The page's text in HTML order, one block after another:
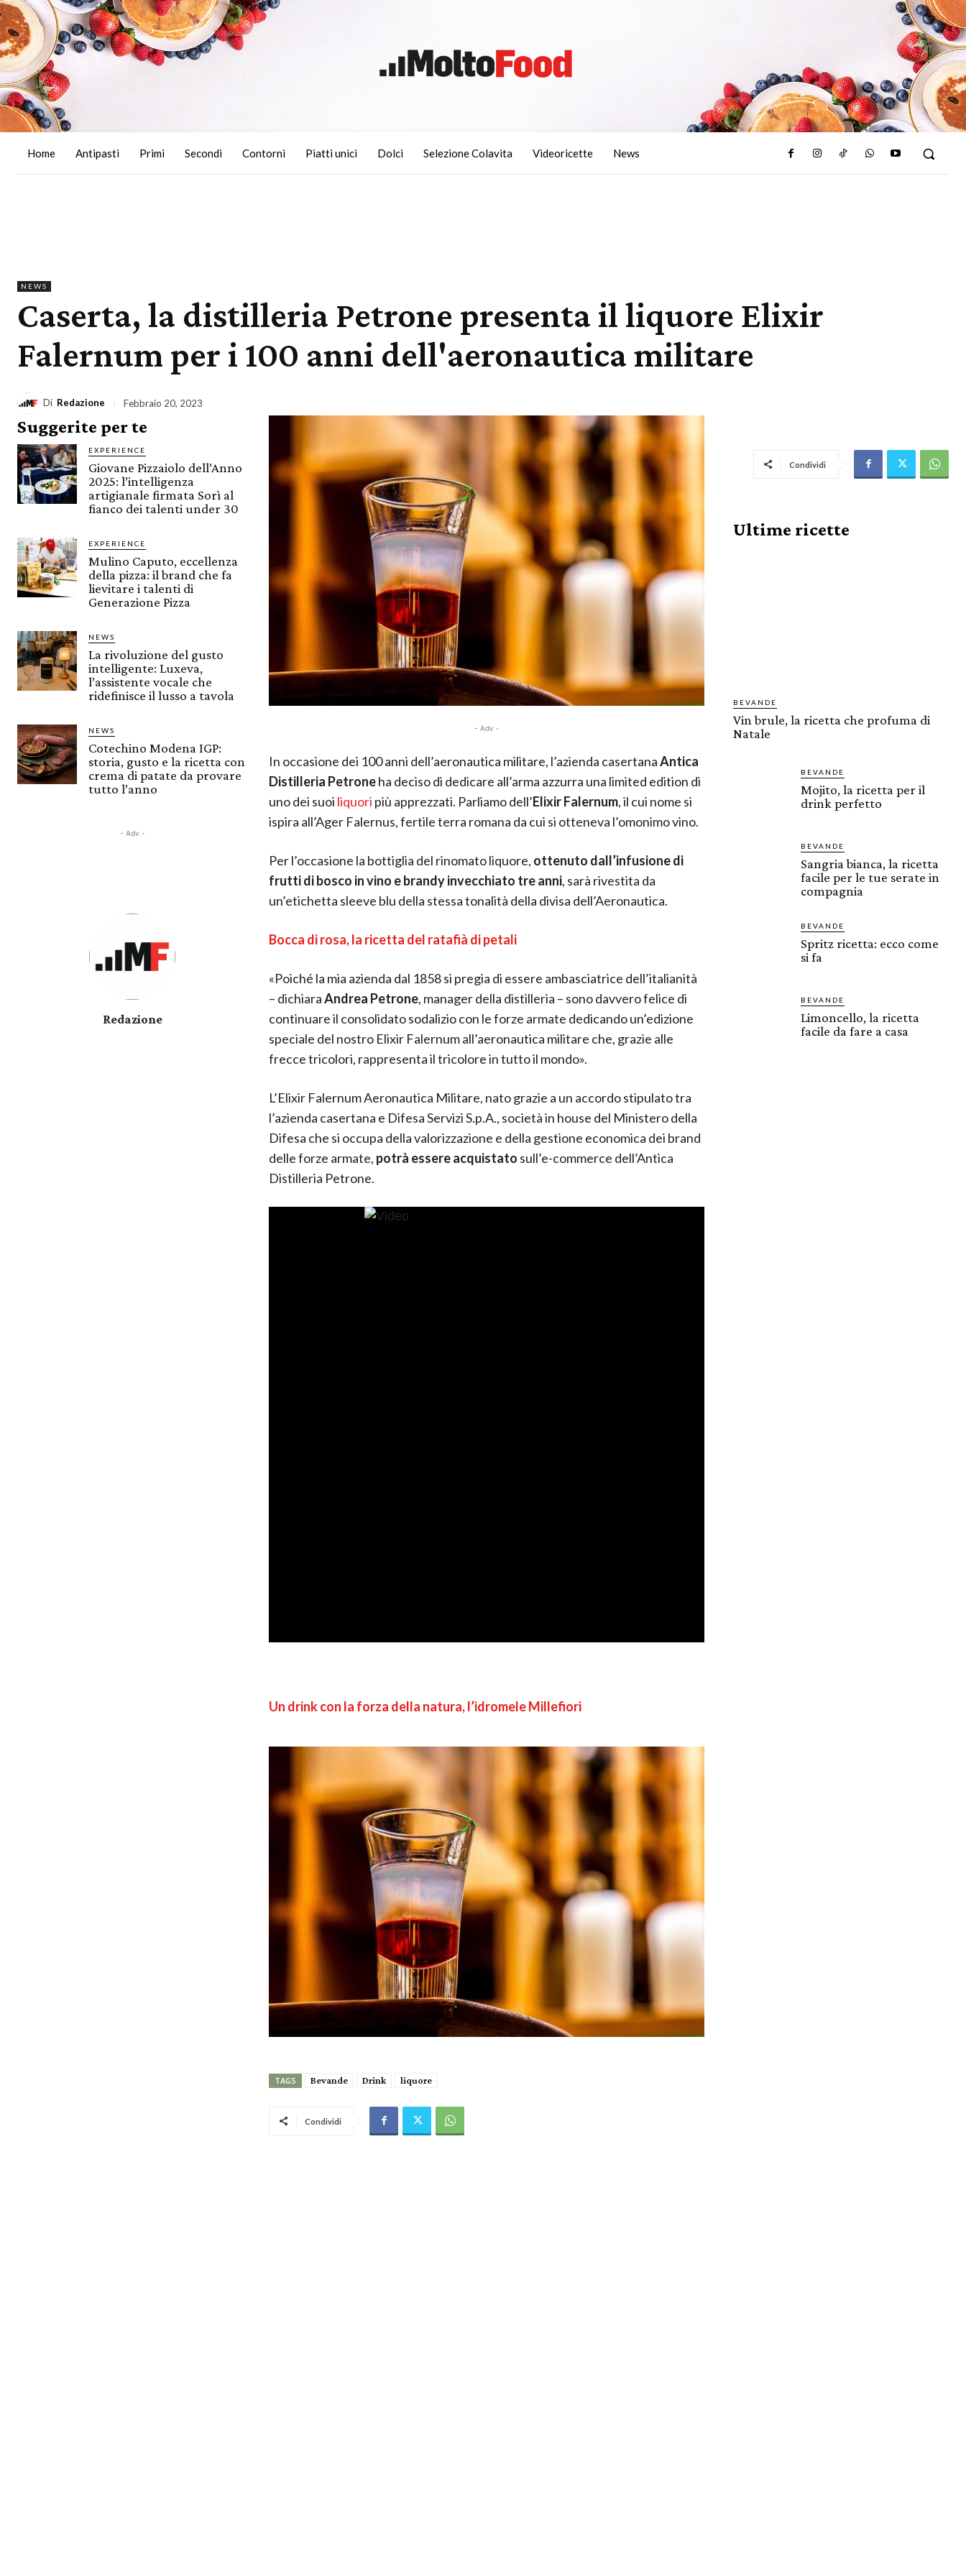
Home Antipasti Primi Secondi Contorni Piatti unici Dolci Selezione Colavita Videoricette News
NEWS
Caserta, la distilleria Petrone presenta il liquore Elixir
Falernum per i 100 anni dell'aeronautica militare
Di Redazione Febbraio 20, 2023
Suggerite per te
EXPERIENCE
Giovane Pizzaiolo dell’Anno
2025: l’intelligenza
artigianale firmata Sorì al
fianco dei talenti under 30
EXPERIENCE
Mulino Caputo, eccellenza
della pizza: il brand che fa
lievitare i talenti di
Generazione Pizza
NEWS
La rivoluzione del gusto
intelligente: Luxeva,
l’assistente vocale che
ridefinisce il lusso a tavola
NEWS
Cotechino Modena IGP:
storia, gusto e la ricetta con
crema di patate da provare
tutto l’anno
- Adv -
Redazione
- Adv -
In occasione dei 100 anni dell’aeronautica militare, l’azienda casertanaAntica
Distilleria Petroneha deciso di dedicare all’arma azzurra una limited edition di
uno dei suoi liquori più apprezzati. Parliamo dell’Elixir Falernum, il cui nome si
ispira all’Ager Falernus, fertile terra romana da cui si otteneva l’omonimo vino.
Per l’occasione la bottiglia del rinomato liquore, ottenuto dall’infusione di
frutti di bosco in vino e brandy invecchiato tre anni, sarà rivestita da
un’etichetta sleeve blu della stessa tonalità della divisa dell’Aeronautica.
Bocca di rosa, la ricetta del ratafià di petali
«Poiché la mia azienda dal 1858 si pregia di essere ambasciatrice dell’italianità
– dichiaraAndrea Petrone, manager della distilleria – sono davvero felice di
continuare il consolidato sodalizio con le forze armate dedicando un’edizione
speciale del nostro Elixir Falernum all’aeronautica militare che, grazie alle
frecce tricolori, rappresenta il tricolore in tutto il mondo».
L’Elixir Falernum Aeronautica Militare, nato grazie a un accordo stipulato tra
l’azienda casertana e Difesa Servizi S.p.A., società in house del Ministero della
Difesa che si occupa della valorizzazione e della gestione economica dei brand
delle forze armate, potrà essere acquistato sull’e-commerce dell’Antica
Distilleria Petrone.
Un drink con la forza della natura, l’idromele Millefiori
TAGS Bevande Drink liquore
Condividi
Condividi
Ultime ricette
BEVANDE
Vin brule, la ricetta che profuma di
Natale
BEVANDE
Mojito, la ricetta per il
drink perfetto
BEVANDE
Sangria bianca, la ricetta
facile per le tue serate in
compagnia
BEVANDE
Spritz ricetta: ecco come
si fa
BEVANDE
Limoncello, la ricetta
facile da fare a casa